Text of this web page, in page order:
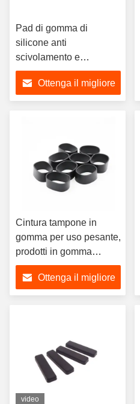
Pad di gomma di
silicone anti
scivolamento e
assorbimento degli urti
mobili Pad per piedi
Modello di taglio della
Ottenga il migliore
Cintura tampone in
gomma per uso pesante,
prodotti in gomma
personalizzati di varie
dimensioni
Ottenga il migliore
video